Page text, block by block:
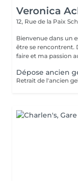
Veronica
12, Rue de la Paix
Bienvenue dans un
être se rencontrent. Depuis plus de 14 ans, je mets mon savoir-
faire et ma passion
Dépose ancien